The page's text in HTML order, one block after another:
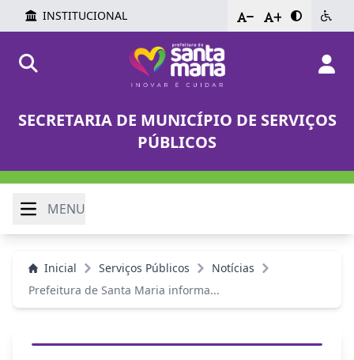
INSTITUCIONAL - +
SECRETARIA DE MUNICÍPIO DE SERVIÇOS
PÚBLICOS
MENU
Inicial Serviços Públicos
Notícias
Prefeitura de Santa Maria informa...